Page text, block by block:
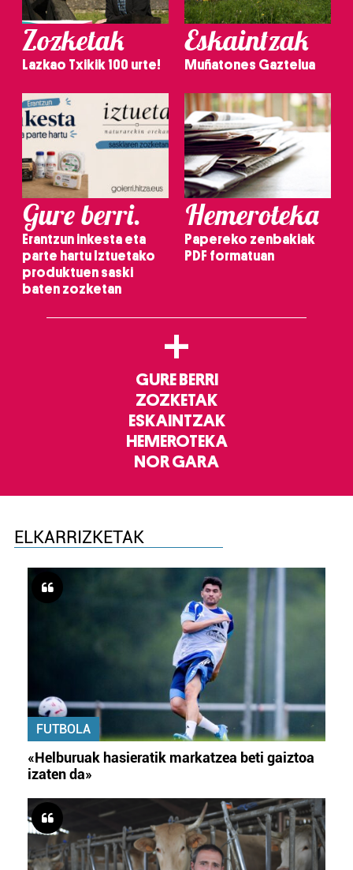
Zozketak
Lazkao Txikik 100 urte!
Eskaintzak
Muñatones Gaztelua
Gure berri.
Erantzun inkesta eta
parte hartu Iztuetako
produktuen saski
baten zozketan
Hemeroteka
Papereko zenbakiak
PDF formatuan
+
GURE BERRI
ZOZKETAK
ESKAINTZAK
HEMEROTEKA
NOR GARA
ELKARRIZKETAK
FUTBOLA
«Helburuak hasieratik markatzea beti gaiztoa
izaten da»